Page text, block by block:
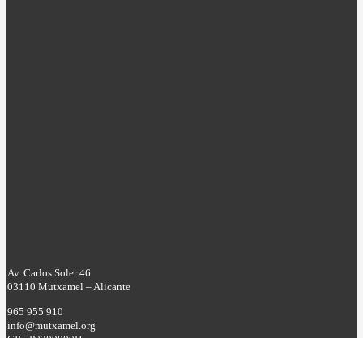
Av. Carlos Soler 46
03110 Mutxamel – Alicante
965 955 910
info@mutxamel.org